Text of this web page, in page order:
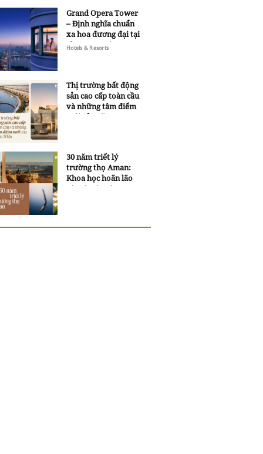
Grand Opera Tower
– Định nghĩa chuẩn
xa hoa đương đại tại
Sheraton Saigon
Hotels & Resorts
Thị trường bất động
sản cao cấp toàn cầu
và những tâm điểm
mới của năm 2026
30 năm triết lý
trường thọ Aman:
Khoa học hoãn lão
và trí tuệ ngàn xưa